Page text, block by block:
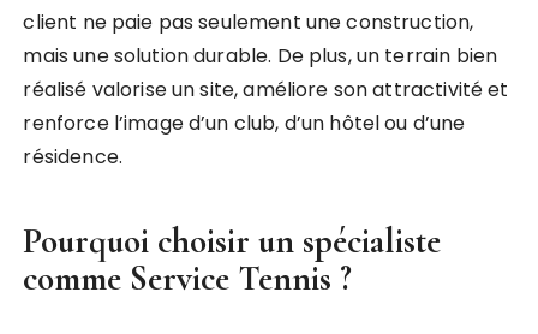
client ne paie pas seulement une construction,
mais une solution durable. De plus, un terrain bien
réalisé valorise un site, améliore son attractivité et
renforce l’image d’un club, d’un hôtel ou d’une
résidence.
Pourquoi choisir un spécialiste
comme Service Tennis ?